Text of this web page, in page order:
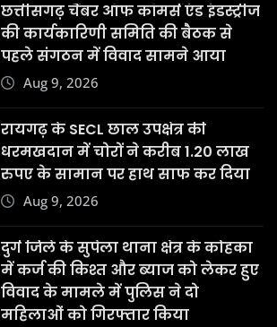
छत्तीसगढ़ चैंबर ऑफ कॉमर्स एंड इंडस्ट्रीज
की कार्यकारिणी समिति की बैठक से
पहले संगठन में विवाद सामने आया
Aug 9, 2026
रायगढ़ के SECL छाल उपक्षेत्र की
धरमखदान में चोरों ने करीब 1.20 लाख
रुपए के सामान पर हाथ साफ कर दिया
Aug 9, 2026
दुर्ग जिले के सुपेला थाना क्षेत्र के कोहका
में कर्ज की किश्त और ब्याज को लेकर हुए
विवाद के मामले में पुलिस ने दो
महिलाओं को गिरफ्तार किया